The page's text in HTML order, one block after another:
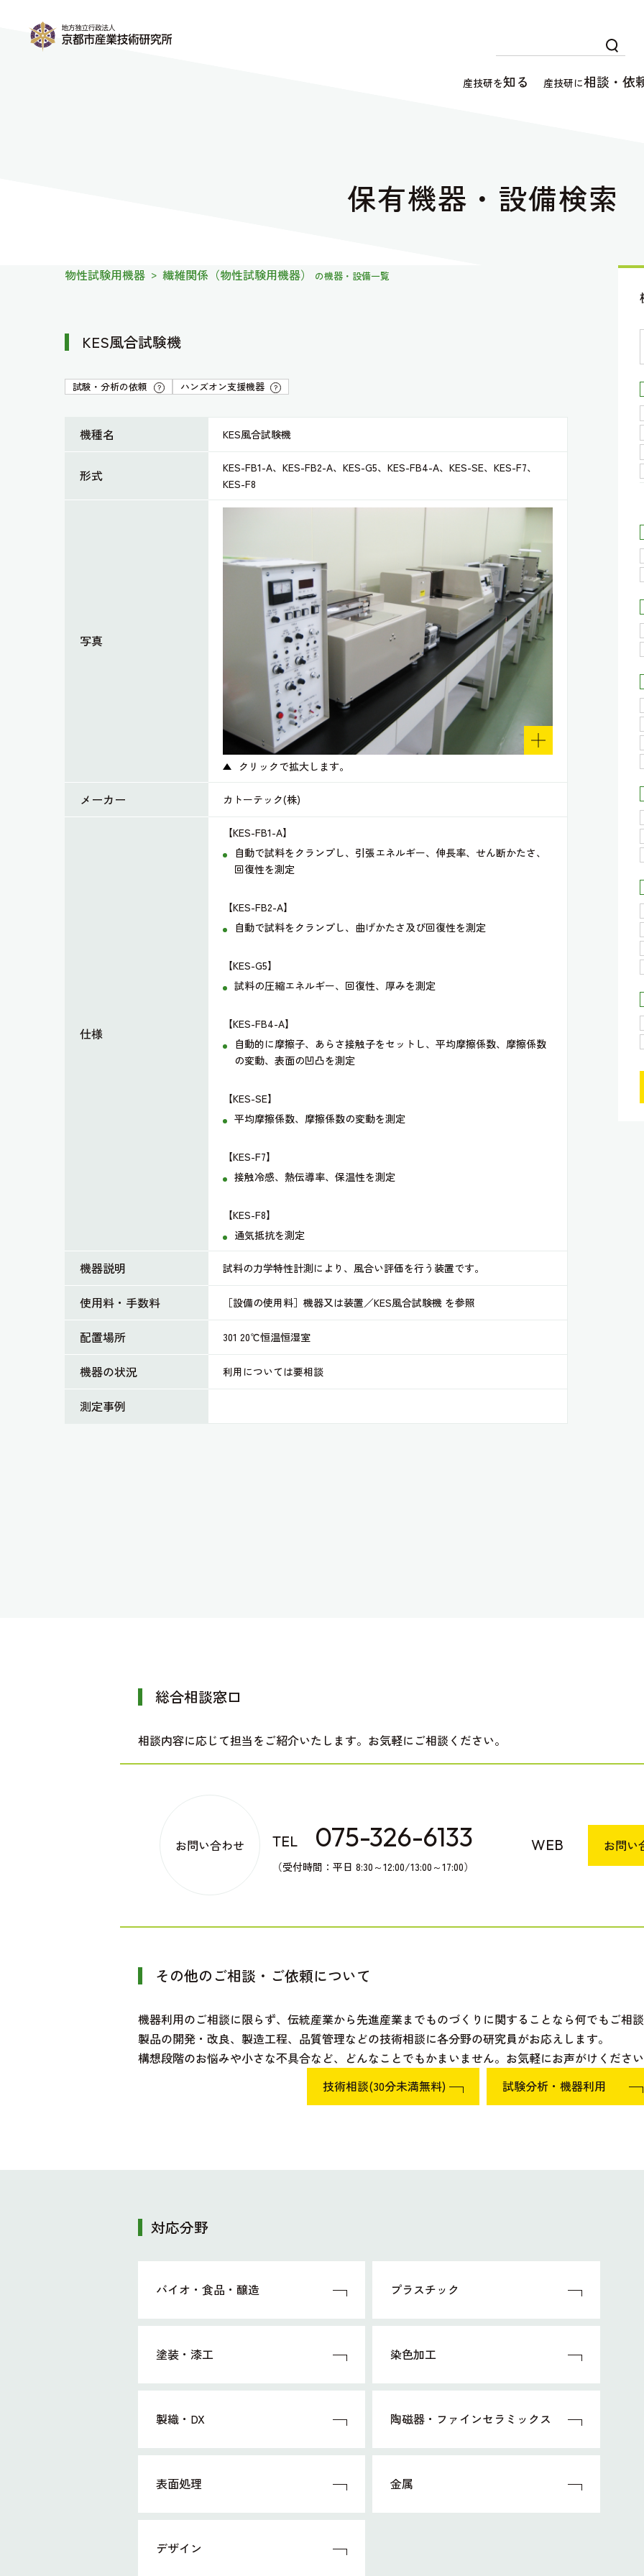
産技研を知る 産技研に相談・依
保有機器・設備検索
物性試験用機器 > 繊維関係（物性試験用機器） の機器・設備一覧
KES風合試験機
試験・分析の依頼 ? ハンズオン支援機器 ?
機種名 KES風合試験機
形式
KES-FB1-A、KES-FB2-A、KES-G5、KES-FB4-A、KES-SE、KES-F7、
KES-F8
写真
クリックで拡大します。
メーカー カトーテック(株)
仕様
【KES-FB1-A】
自動で試料をクランプし、引張エネルギー、伸長率、せん断かたさ、
回復性を測定
【KES-FB2-A】
自動で試料をクランプし、曲げかたさ及び回復性を測定
【KES-G5】
試料の圧縮エネルギー、回復性、厚みを測定
【KES-FB4-A】
自動的に摩擦子、あらさ接触子をセットし、平均摩擦係数、摩擦係数
の変動、表面の凹凸を測定
【KES-SE】
平均摩擦係数、摩擦係数の変動を測定
【KES-F7】
接触冷感、熱伝導率、保温性を測定
【KES-F8】
通気抵抗を測定
機器説明 試料の力学特性計測により、風合い評価を行う装置です。
使用料・手数料 ［設備の使用料］機器又は装置／KES風合試験機 を参照
配置場所 301 20℃恒温恒湿室
機器の状況 利用については要相談
測定事例
総合相談窓口
相談内容に応じて担当をご紹介いたします。お気軽にご相談ください。
お問い合わせ TEL 075-326-6133
（受付時間：平日 8:30～12:00/13:00～17:00）
WEB お問い
その他のご相談・ご依頼について
機器利用のご相談に限らず、伝統産業から先進産業までものづくりに関することなら何でもご相談
製品の開発・改良、製造工程、品質管理などの技術相談に各分野の研究員がお応えします。
構想段階のお悩みや小さな不具合など、どんなことでもかまいません。お気軽にお声がけください
技術相談(30分未満無料)
試験分析・機器利用
対応分野
バイオ・食品・醸造 プラスチック
塗装・漆工 染色加工
製織・DX 陶磁器・ファインセラミックス
表面処理 金属
デザイン